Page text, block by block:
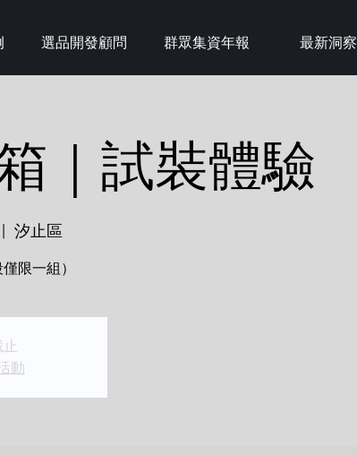
選品開發顧問 群眾集資年報 最新洞察
｜試裝體驗
汐止區
限一組）
動